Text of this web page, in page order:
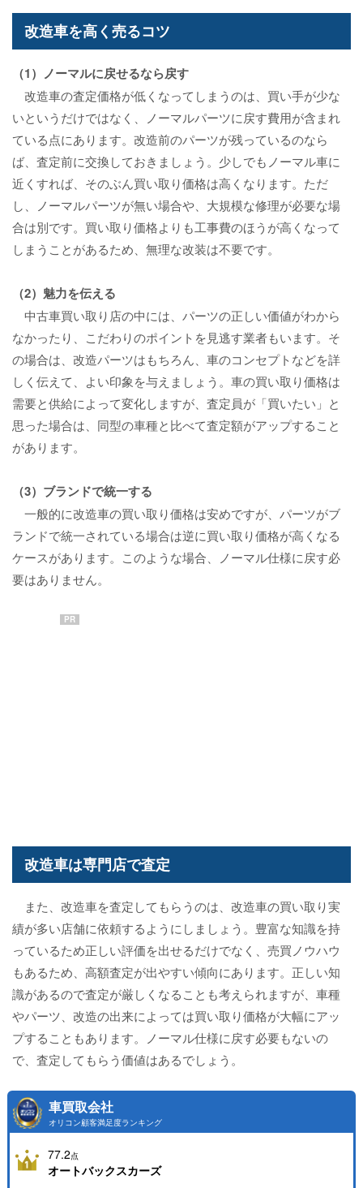
改造車を高く売るコツ
（1）ノーマルに戻せるなら戻す
改造車の査定価格が低くなってしまうのは、買い手が少な
いというだけではなく、ノーマルパーツに戻す費用が含まれ
ている点にあります。改造前のパーツが残っているのなら
ば、査定前に交換しておきましょう。少しでもノーマル車に
近くすれば、そのぶん買い取り価格は高くなります。ただ
し、ノーマルパーツが無い場合や、大規模な修理が必要な場
合は別です。買い取り価格よりも工事費のほうが高くなって
しまうことがあるため、無理な改装は不要です。
（2）魅力を伝える
中古車買い取り店の中には、パーツの正しい価値がわから
なかったり、こだわりのポイントを見逃す業者もいます。そ
の場合は、改造パーツはもちろん、車のコンセプトなどを詳
しく伝えて、よい印象を与えましょう。車の買い取り価格は
需要と供給によって変化しますが、査定員が「買いたい」と
思った場合は、同型の車種と比べて査定額がアップすること
があります。
（3）ブランドで統一する
一般的に改造車の買い取り価格は安めですが、パーツがブ
ランドで統一されている場合は逆に買い取り価格が高くなる
ケースがあります。このような場合、ノーマル仕様に戻す必
要はありません。
PR
改造車は専門店で査定
また、改造車を査定してもらうのは、改造車の買い取り実
績が多い店舗に依頼するようにしましょう。豊富な知識を持
っているため正しい評価を出せるだけでなく、売買ノウハウ
もあるため、高額査定が出やすい傾向にあります。正しい知
識があるので査定が厳しくなることも考えられますが、車種
やパーツ、改造の出来によっては買い取り価格が大幅にアッ
プすることもあります。ノーマル仕様に戻す必要もないの
で、査定してもらう価値はあるでしょう。
車買取会社
オリコン顧客満足度ランキング
77.2点
オートバックスカーズ